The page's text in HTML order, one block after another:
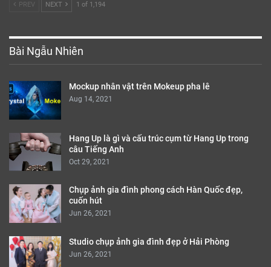
PREV NEXT 1 of 1,194
Bài Ngẫu Nhiên
Mockup nhân vật trên Mokeup pha lê
Aug 14, 2021
Hang Up là gì và cấu trúc cụm từ Hang Up trong
câu Tiếng Anh
Oct 29, 2021
Chụp ảnh gia đình phong cách Hàn Quốc đẹp,
cuốn hút
Jun 26, 2021
Studio chụp ảnh gia đình đẹp ở Hải Phòng
Jun 26, 2021